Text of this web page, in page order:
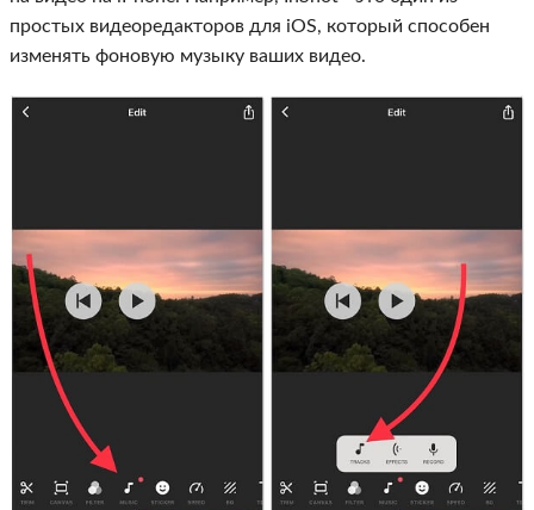
простых видеоредакторов для iOS, который способен
изменять фоновую музыку ваших видео.